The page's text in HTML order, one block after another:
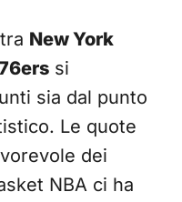
New York
si
sia dal punto
Le quote
dei
NBA ci ha